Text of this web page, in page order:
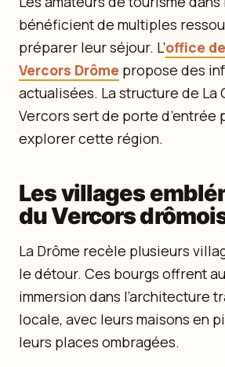
bénéficient de multiples
préparer leur séjour. L’office
Vercors Drôme propose des
actualisées. La structure de La
Vercors sert de porte d’entrée
explorer cette région.
Les villages
du Vercors
La Drôme recèle plusieurs
le détour. Ces bourgs offrent
immersion dans l’architecture
locale, avec leurs maisons en
leurs places ombragées.